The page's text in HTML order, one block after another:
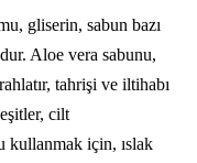
gliserin, sabun bazı
Aloe vera sabunu,
tahrişi ve iltihabı
cilt
kullanmak için, ıslak